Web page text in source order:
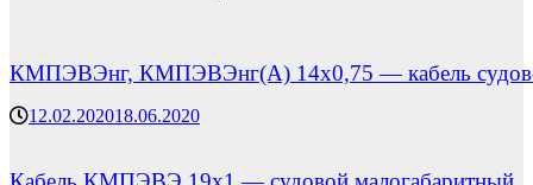
КМПЭВЭнг, КМПЭВЭнг(А) 14х0,75 — кабель
12.02.202018.06.2020